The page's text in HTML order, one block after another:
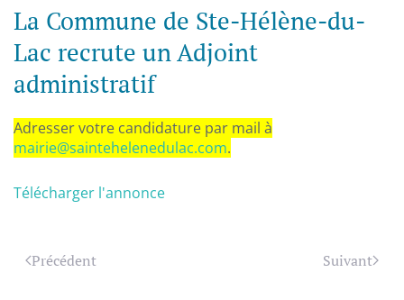
La Commune de Ste-Hélène-du-
Lac recrute un Adjoint
administratif
Adresser votre candidature par mail à
mairie@saintehelenedulac.com.
Télécharger l'annonce
Précédent Suivant